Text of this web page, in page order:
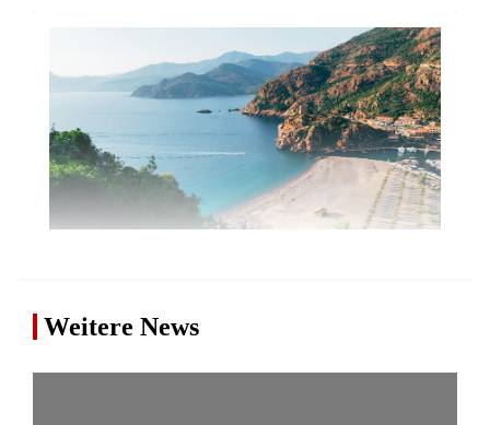
Weitere News